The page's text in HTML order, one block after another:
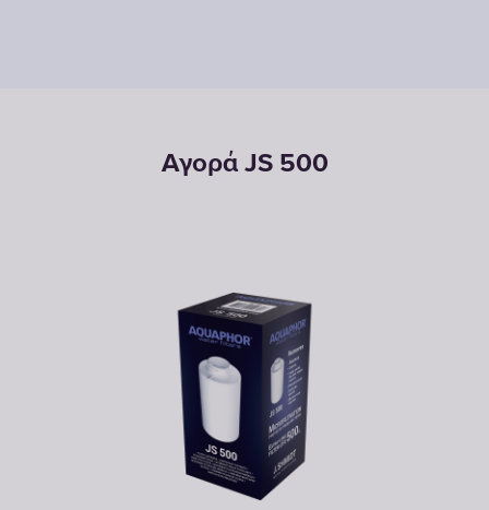
Αγορά JS 500